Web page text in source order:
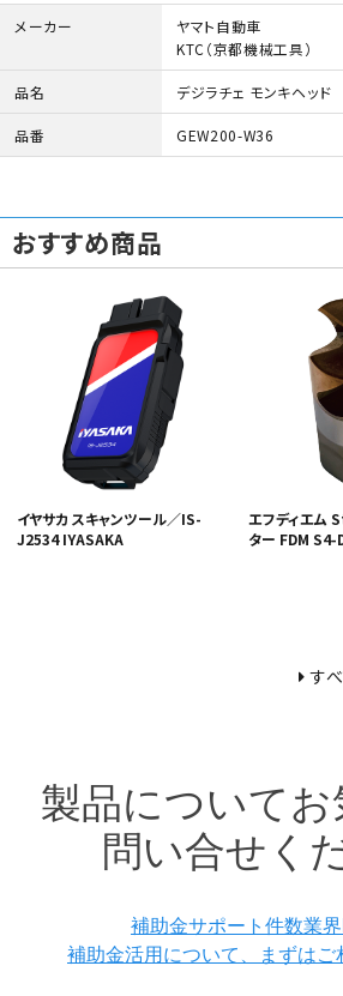
メーカー
ヤマト自動車
KTC（京都機械工具）
品名 デジラチェ モンキヘッド
品番 GEW200-W36
おすすめ商品
イヤサカ スキャンツール／IS-
J2534 IYASAKA
エフディエム
ター FDM S4-
す